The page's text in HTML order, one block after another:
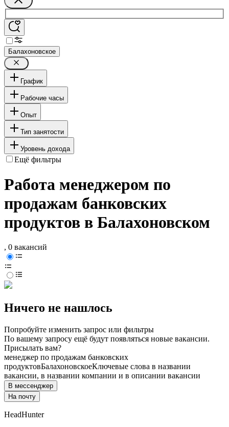
Балахоновское
График
Рабочие часы
Опыт
Тип занятости
Уровень дохода
Ещё фильтры
Работа менеджером по
продажам банковских
продуктов в Балахоновском
, 0 вакансий
Ничего не нашлось
Попробуйте изменить запрос или фильтры
По вашему запросу ещё будут появляться новые вакансии.
Присылать вам?
менеджер по продажам банковских
продуктовБалахоновскоеКлючевые слова в названии
вакансии, в названии компании и в описании вакансии
В мессенджер
На почту
HeadHunter